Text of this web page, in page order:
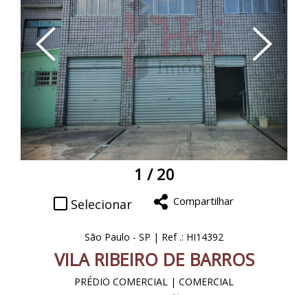
1 / 20
Selecionar Compartilhar
São Paulo - SP | Ref .: HI14392
VILA RIBEIRO DE BARROS
PRÉDIO COMERCIAL | COMERCIAL